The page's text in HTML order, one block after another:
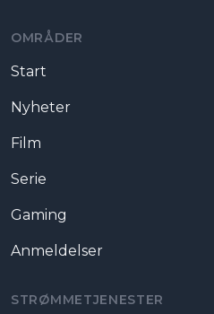
OMRÅDER
Start
Nyheter
Film
Serie
Gaming
Anmeldelser
STRØMMETJENESTER